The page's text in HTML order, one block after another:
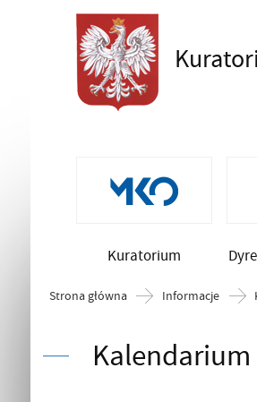
Szukaj
Kuratorium
Strona główna Informacje